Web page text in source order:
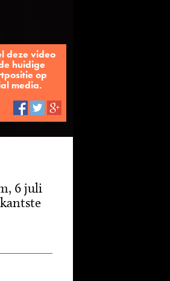
deze video
huidige
op
media.
6 juli